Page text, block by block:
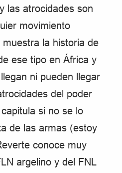
las atrocidades son
movimiento
la historia de
ese tipo en África y
ni pueden llegar
del poder
si no se lo
de las armas (estoy
conoce muy
argelino y del FNL